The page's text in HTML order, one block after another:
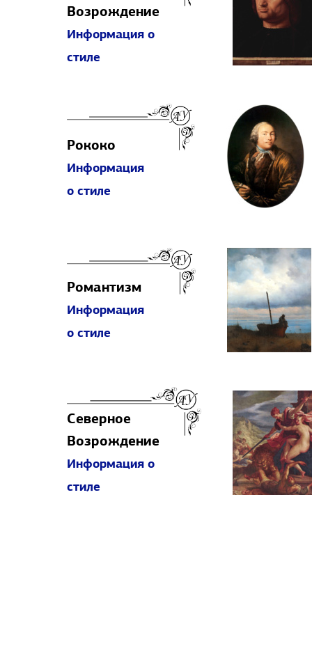
Возрождение
Информация о
стиле
Рококо
Информация
о стиле
Романтизм
Информация
о стиле
Северное
Возрождение
Информация о
стиле